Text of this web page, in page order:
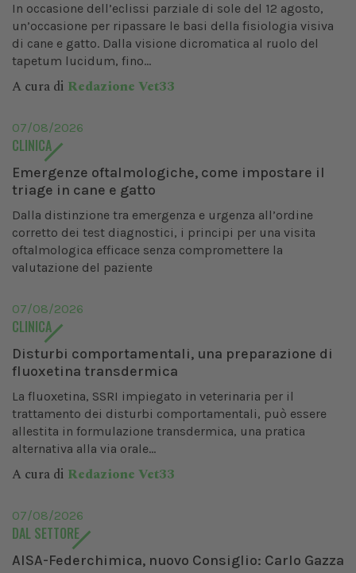
In occasione dell’eclissi parziale di sole del 12 agosto,
un’occasione per ripassare le basi della fisiologia visiva
di cane e gatto. Dalla visione dicromatica al ruolo del
tapetum lucidum, fino...
A cura di Redazione Vet33
07/08/2026
CLINICA
Emergenze oftalmologiche, come impostare il
triage in cane e gatto
Dalla distinzione tra emergenza e urgenza all’ordine
corretto dei test diagnostici, i principi per una visita
oftalmologica efficace senza compromettere la
valutazione del paziente
07/08/2026
CLINICA
Disturbi comportamentali, una preparazione di
fluoxetina transdermica
La fluoxetina, SSRI impiegato in veterinaria per il
trattamento dei disturbi comportamentali, può essere
allestita in formulazione transdermica, una pratica
alternativa alla via orale...
A cura di Redazione Vet33
07/08/2026
DAL SETTORE
AISA-Federchimica, nuovo Consiglio: Carlo Gazza